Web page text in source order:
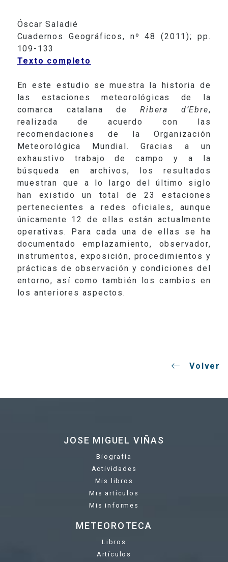
Óscar Saladié
Cuadernos Geográficos, nº 48 (2011); pp.
109-133
Texto completo
En este estudio se muestra la historia de
las estaciones meteorológicas de la
comarca catalana deRibera d’Ebre,
realizada de acuerdo con las
recomendaciones de
la Organización
Meteorológica
Mundial. Gracias a un
exhaustivo trabajo de campo y a la
búsqueda en archivos, los resultados
muestran que a lo largo del último siglo
han existido un total de 23 estaciones
pertenecientes a redes oficiales, aunque
únicamente 12 de ellas están actualmente
operativas. Para cada una de ellas se ha
documentado emplazamiento, observador,
instrumentos, exposición, procedimientos y
prácticas de observación y condiciones del
entorno, así como también los cambios en
los anteriores aspectos.
Volver
JOSE MIGUEL VIÑAS
Biografía
Actividades
Mis libros
Mis artículos
Mis informes
METEOROTECA
Libros
Artículos